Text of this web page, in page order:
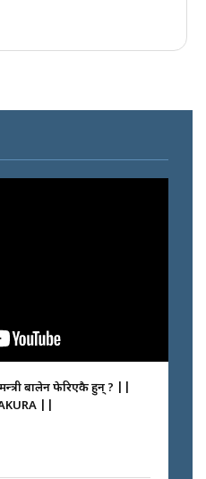
बालेन फेरिएकै हुन् ? ||
||